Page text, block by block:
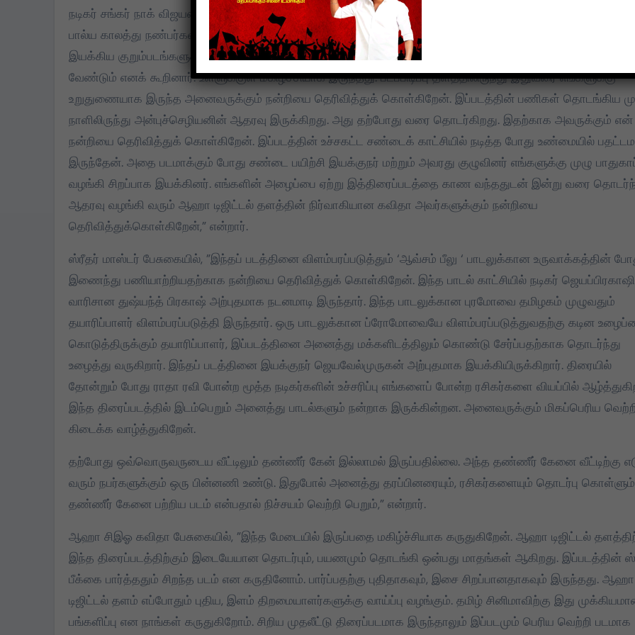
நடிகர் சங்கர் நாக் விஜயன் பேசுகையில், ”இந்தத் திரைப்படம் எங்களுக்கு நீண்ட நெடிய பயணம். நானும், இயக்குநரும்
பால்ய காலத்து நண்பர்கள். அவர் குறும்படங்கள் இயக்கத் தொடங்கிய காலத்தில் இருந்தே நன்கு அறிமுகம். அவர்
இயக்கிய குறும்படங்களுக்கு விருதுகள் கிடைத்திருக்கின்றன. இப்படத்தில் வில்லன் கதாபாத்திரத்தில் நீ தான்
வேண்டும் எனக் கூறினார். உள்ளுக்குள் மகிழ்ச்சியாக இருந்தது. படப்பிடிப்பு தளத்திலிருந்து இதுவரை எங்களுக்கு
உறுதுணையாக இருந்த அனைவருக்கும் நன்றியை தெரிவித்துக் கொள்கிறேன். இப்படத்தின் பணிகள் தொடங்கிய
நாளிலிருந்து அன்புச்செழியனின் ஆதரவு இருக்கிறது. அது தற்போது வரை தொடர்கிறது. இதற்காக அவருக்கும் என்
நன்றியை தெரிவித்துக் கொள்கிறேன். இப்படத்தின் உச்சகட்ட சண்டைக் காட்சியில் நடித்த போது உண்மையில்
இருந்தேன். அதை படமாக்கும் போது சண்டை பயிற்சி இயக்குநர் மற்றும் அவரது குழுவினர் எங்களுக்கு முழு
வழங்கி சிறப்பாக இயக்கினர். எங்களின் அழைப்பை ஏற்று இத்திரைப்படத்தை காண வந்ததுடன் இன்று வரை
ஆதரவு வழங்கி வரும் ஆஹா டிஜிட்டல் தளத்தின் நிர்வாகியான கவிதா அவர்களுக்கும் நன்றியை
தெரிவித்துக்கொள்கிறேன்,” என்றார்.
ஸ்ரீதர் மாஸ்டர் பேசுகையில், ”இந்தப் படத்தினை விளம்பரப்படுத்தும் ‘ஆவ்சம் பீலு ‘ பாடலுக்கான உருவாக்கத்தின்
இணைந்து பணியாற்றியதற்காக நன்றியை தெரிவித்துக் கொள்கிறேன். இந்த பாடல் காட்சியில் நடிகர்
வாரிசான துஷ்யந்த் பிரகாஷ் அற்புதமாக நடனமாடி இருந்தார். இந்த பாடலுக்கான புரமோவை தமிழகம் முழுவதும்
தயாரிப்பாளர் விளம்பரப்படுத்தி இருந்தார். ஒரு பாடலுக்கான ப்ரோமோவையே விளம்பரப்படுத்துவதற்கு கடின
கொடுத்திருக்கும் தயாரிப்பாளர், இப்படத்தினை அனைத்து மக்களிடத்திலும் கொண்டு சேர்ப்பதற்காக தொடர்ந்து
உழைத்து வருகிறார். இந்தப் படத்தினை இயக்குநர் ஜெயவேல்முருகன் அற்புதமாக இயக்கியிருக்கிறார். திரையில்
தோன்றும் போது ராதா ரவி போன்ற மூத்த நடிகர்களின் உச்சரிப்பு எங்களைப் போன்ற ரசிகர்களை வியப்பில்
இந்த திரைப்படத்தில் இடம்பெறும் அனைத்து பாடல்களும் நன்றாக இருக்கின்றன. அனைவருக்கும் மிகப்பெரிய
கிடைக்க வாழ்த்துகிறேன்.
தற்போது ஒவ்வொருவருடைய வீட்டிலும் தண்ணீர் கேன் இல்லாமல் இருப்பதில்லை. அந்த தண்ணீர் கேனை வீட்டிற்கு
வரும் நபர்களுக்கும் ஒரு பின்னணி உண்டு. இதுபோல் அனைத்து தரப்பினரையும், ரசிகர்களையும் தொடர்பு கொள்ளும்
தண்ணீர் கேனை பற்றிய படம் என்பதால் நிச்சயம் வெற்றி பெறும்,” என்றார்.
ஆஹா சிஇஓ கவிதா பேசுகையில், ”இந்த மேடையில் இருப்பதை மகிழ்ச்சியாக கருதுகிறேன். ஆஹா டிஜிட்டல்
இந்த திரைப்படத்திற்கும் இடையேயான தொடர்பும், பயணமும் தொடங்கி ஒன்பது மாதங்கள் ஆகிறது. இப்படத்தின்
பீக்கை பார்த்ததும் சிறந்த படம் என கருதினோம். பார்ப்பதற்கு புதிதாகவும், இசை சிறப்பானதாகவும் இருந்தது. ஆஹா
டிஜிட்டல் தளம் எப்போதும் புதிய, இளம் திறமையாளர்களுக்கு வாய்ப்பு வழங்கும். தமிழ் சினிமாவிற்கு இது
பங்களிப்பு என நாங்கள் கருதுகிறோம். சிறிய முதலீட்டு திரைப்படமாக இருந்தாலும் இப்படமும் பெரிய வெற்றி படமாக